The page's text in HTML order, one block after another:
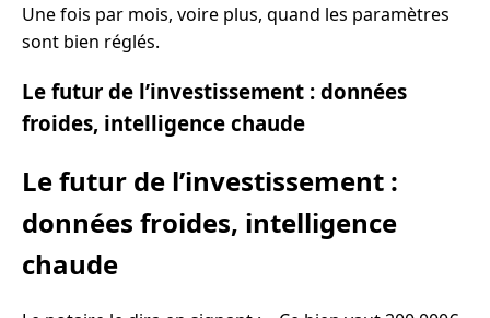
Une fois par mois, voire plus, quand les paramètres
sont bien réglés.
Le futur de l’investissement : données
froides, intelligence chaude
Le futur de l’investissement :
données froides, intelligence
chaude